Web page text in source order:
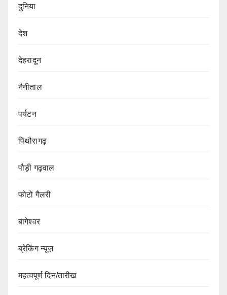
दुनिया
देश
देहरादून
नैनीताल
पर्यटन
पिथौरागढ़
पौड़ी गढ़वाल
फोटो गैलरी
बागेश्वर
ब्रेकिंग न्यूज़
महत्वपूर्ण दिन/तारीख